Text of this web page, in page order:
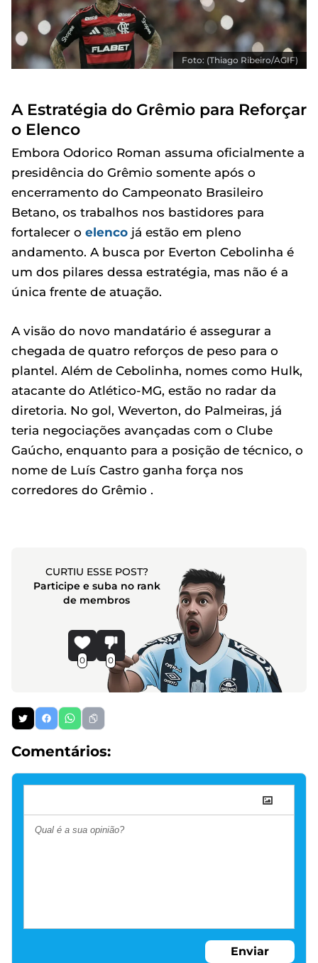
Foto: (Thiago Ribeiro/AGIF)
A Estratégia do Grêmio para Reforçar
o Elenco
Embora Odorico Roman assuma oficialmente a
presidência do Grêmio somente após o
encerramento do Campeonato Brasileiro
Betano, os trabalhos nos bastidores para
fortalecer o elenco já estão em pleno
andamento. A busca por Everton Cebolinha é
um dos pilares dessa estratégia, mas não é a
única frente de atuação.
A visão do novo mandatário é assegurar a
chegada de quatro reforços de peso para o
plantel. Além de Cebolinha, nomes como Hulk,
atacante do Atlético-MG, estão no radar da
diretoria. No gol, Weverton, do Palmeiras, já
teria negociações avançadas com o Clube
Gaúcho, enquanto para a posição de técnico, o
nome de Luís Castro ganha força nos
corredores do Grêmio .
CURTIU ESSE POST?
Participe e suba no rank
de membros
0 0
Comentários:
Enviar